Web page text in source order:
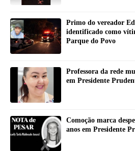
Primo do vereador
identificado como
Parque do Povo
Professora da rede
em Presidente
Comoção marca
anos em Presidente